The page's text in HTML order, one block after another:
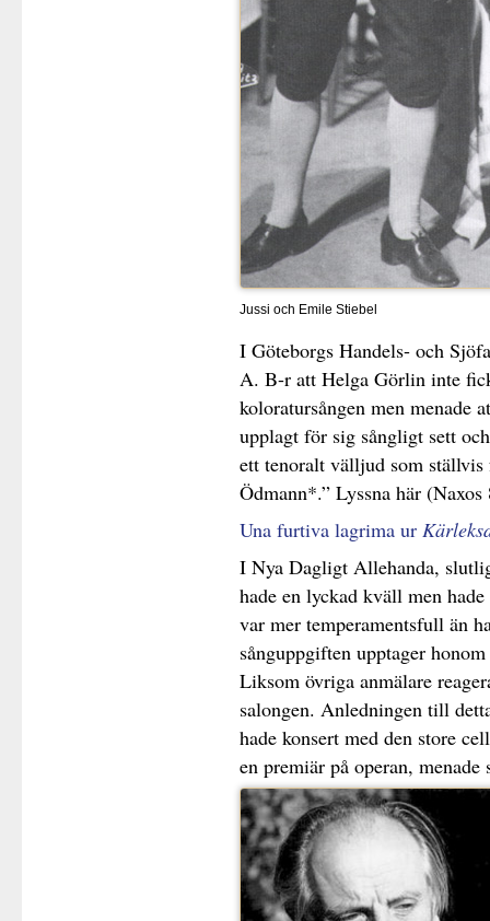
Jussi och Emile Stiebel
I Göteborgs Handels- och
A. B-r att Helga Görlin inte
koloratursången men menade
upplagt för sig sångligt sett
ett tenoralt välljud som
Ödmann*.” Lyssna här (Naxos
Una furtiva lagrima ur
I Nya Dagligt Allehanda,
hade en lyckad kväll men
var mer temperamentsfull än
sånguppgiften upptager
Liksom övriga anmälare
salongen. Anledningen till
hade konsert med den store
en premiär på operan, menade